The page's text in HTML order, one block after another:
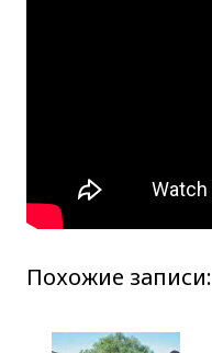
Похожие записи: